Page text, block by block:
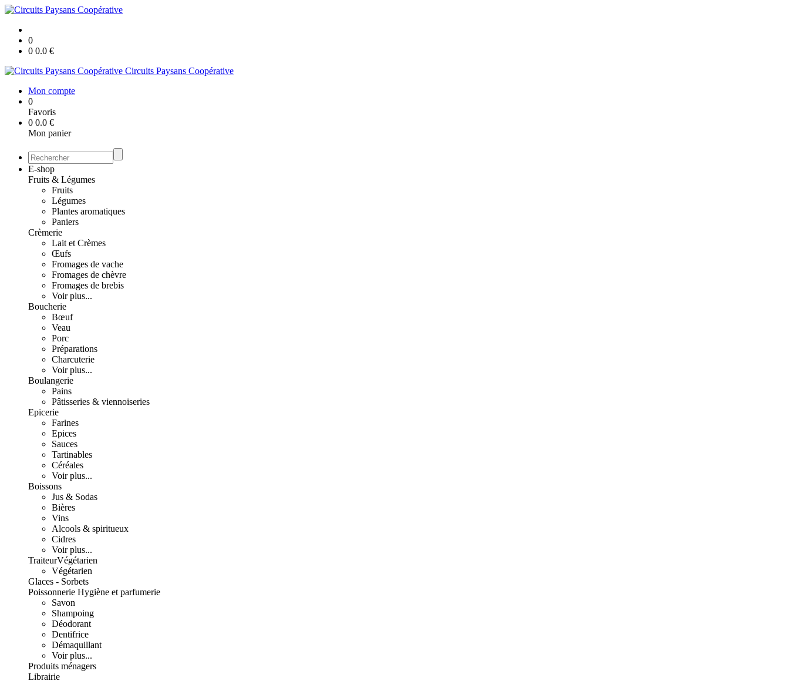
0
0 0.0 €
Circuits Paysans Coopérative
Mon compte
0
Favoris
0 0.0 €
Mon panier
E-shop
Fruits & Légumes
Fruits
Légumes
Plantes aromatiques
Paniers
Crèmerie
Lait et Crèmes
Œufs
Fromages de vache
Fromages de chèvre
Fromages de brebis
Voir plus...
Boucherie
Bœuf
Veau
Porc
Préparations
Charcuterie
Voir plus...
Boulangerie
Pains
Pâtisseries & viennoiseries
Epicerie
Farines
Epices
Sauces
Tartinables
Céréales
Voir plus...
Boissons
Jus & Sodas
Bières
Vins
Alcools & spiritueux
Cidres
Voir plus...
TraiteurVégétarien
Végétarien
Glaces - Sorbets
Poissonnerie Hygiène et parfumerie
Savon
Shampoing
Déodorant
Dentifrice
Démaquillant
Voir plus...
Produits ménagers
Librairie